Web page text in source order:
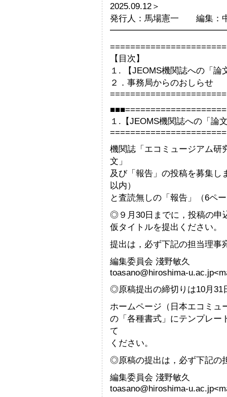
2025.09.12＞
発行人：馬場憲一 編集：
【目次】
１. 【JEOMS機関誌への「論
２．事務局からのおしらせ
１.【JEOMS機関誌への「論
機関誌「エコミュージアム研
文」
及び「報告」の投稿を募集し
以内）
と査読無しの「報告」（6ペ
◎９月30日までに，投稿の申
仮タイトルを提出ください。
提出は，必ず下記の担当理事
編集委員会 淺野敏久
toasano@hiroshima-
◎原稿提出の締切りは10月31
ホームページ（日本エコミュ
の「各種書式」にテンプレー
て
ください。
◎原稿の提出は，必ず下記の
編集委員会 淺野敏久
toasano@hiroshima-